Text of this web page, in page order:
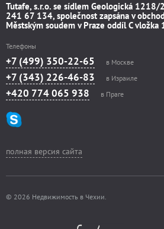
Tutafe, s.r.o. se sídlem Geologická
241 67 134, společnost zapsána v
Městským soudem v Praze oddíl C
Телефоны
+7 (499) 350-22-65 в Москве
+7 (343) 226-46-83 в Израиле
+420 774 065 938 в Праге
полная версия сайта
© 2026 Недвижимость в Чехии.